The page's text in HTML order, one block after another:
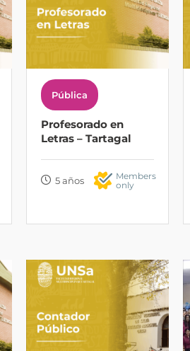
Pública
Profesorado en
Letras – Tartagal
5 años
Members
only